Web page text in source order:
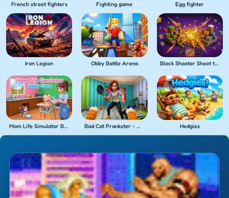
French street fighters Fighting game Egg fighter
Iron Legion Obby Battle Arena Block Shooter Shoot the Blocks!
Mom Life Simulator Baby Care Bad Cat Prankster - Mom's Return Hedgies